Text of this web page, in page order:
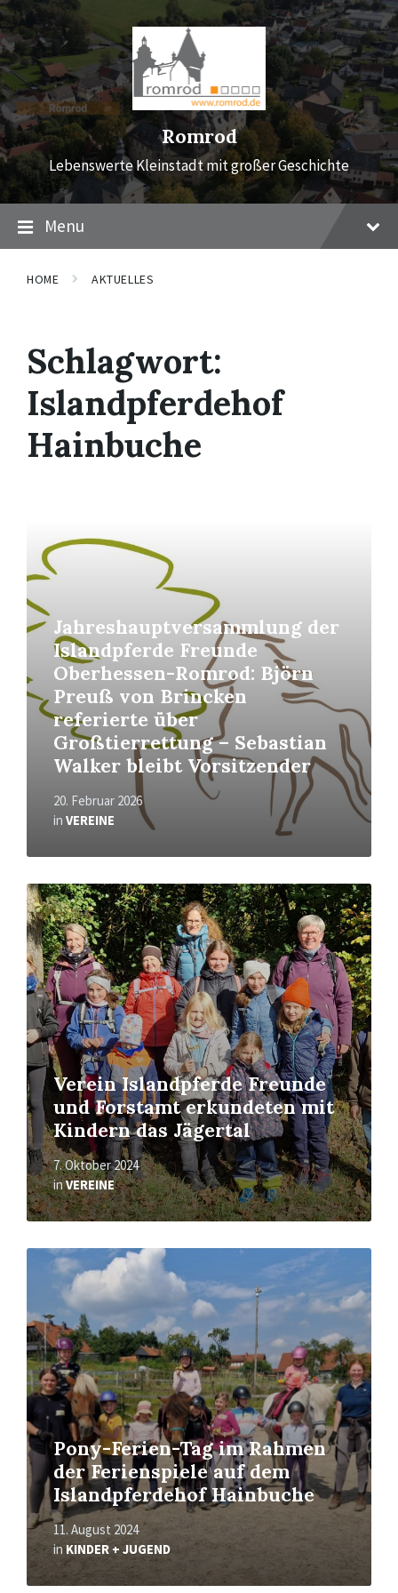
Skip
to
content
Skip
to
main
navigation
Skip
to
footer
Romrod
Lebenswerte Kleinstadt mit großer Geschichte
Menu
HOME AKTUELLES
Schlagwort:
Islandpferdehof
Hainbuche
Jahreshauptversammlung der
Islandpferde Freunde
Oberhessen-Romrod: Björn
Preuß von Brincken
referierte über
Großtierrettung – Sebastian
Walker bleibt Vorsitzender
20. Februar 2026
in VEREINE
More
Verein Islandpferde Freunde
und Forstamt erkundeten mit
Kindern das Jägertal
7. Oktober 2024
inVEREINE
Read
More
Pony-Ferien-Tag im Rahmen
der Ferienspiele auf dem
Islandpferdehof Hainbuche
11. August 2024
in KINDER + JUGEND
Read
More